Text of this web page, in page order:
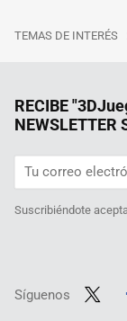
TEMAS DE INTERÉS
RECIBE
NEWSLETTER
Suscribiéndote
Síguenos